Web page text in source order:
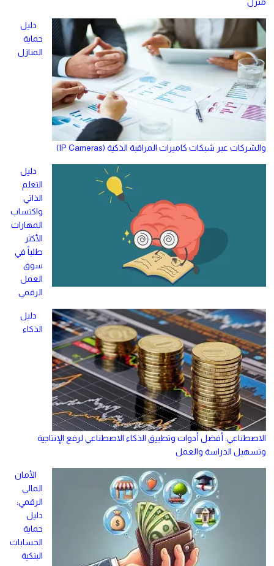
دليل
حماية
المنازل
والشركات عبر شبكات كاميرات المراقبة الذكية (IP Cameras)
دليل
التعلم
الذاتي
واكتساب
المهارات
الأكثر
طلباً في
سوق
العمل
الرقمي
دليل
الذكاء
الاصطناعي: أفضل أدوات وتطبيق الذكاء الاصطناعي لرفع الإنتاجية
وتسهيل الدراسة والعمل
الأمان
المالي
الرقمي:
دليل
حماية
الحسابات
البنكية